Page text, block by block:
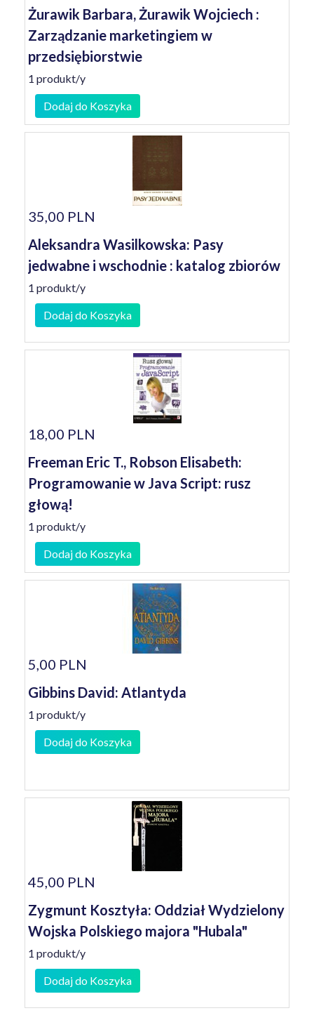
Żurawik Barbara, Żurawik Wojciech :
Zarządzanie marketingiem w
przedsiębiorstwie
1 produkt/y
Dodaj do Koszyka
35,00 PLN
Aleksandra Wasilkowska: Pasy
jedwabne i wschodnie : katalog zbiorów
1 produkt/y
Dodaj do Koszyka
18,00 PLN
Freeman Eric T., Robson Elisabeth:
Programowanie w Java Script: rusz
głową!
1 produkt/y
Dodaj do Koszyka
5,00 PLN
Gibbins David: Atlantyda
1 produkt/y
Dodaj do Koszyka
45,00 PLN
Zygmunt Kosztyła: Oddział Wydzielony
Wojska Polskiego majora "Hubala"
1 produkt/y
Dodaj do Koszyka